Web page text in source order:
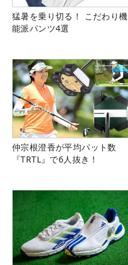
猛暑を乗り切る！ こだわり機
能派パンツ4選
仲宗根澄香が平均パット数
『TRTL』で6人抜き！